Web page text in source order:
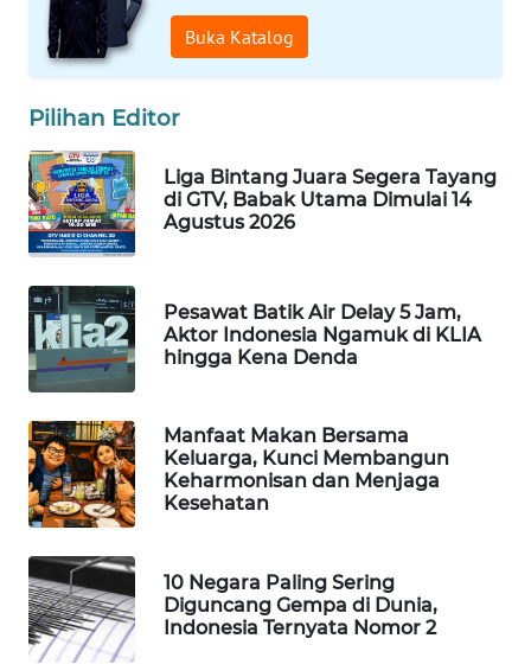
Buka Katalog
Pilihan Editor
Liga Bintang Juara Segera Tayang
di GTV, Babak Utama Dimulai 14
Agustus 2026
Pesawat Batik Air Delay 5 Jam,
Aktor Indonesia Ngamuk di KLIA
hingga Kena Denda
Manfaat Makan Bersama
Keluarga, Kunci Membangun
Keharmonisan dan Menjaga
Kesehatan
10 Negara Paling Sering
Diguncang Gempa di Dunia,
Indonesia Ternyata Nomor 2
CO ID
WAHANANEWS
WAHANA
SPORT
WAHANA
WAHANA
SELEB
WAHANA
PERSONA
WAHANA
WAHANA
HEALTH